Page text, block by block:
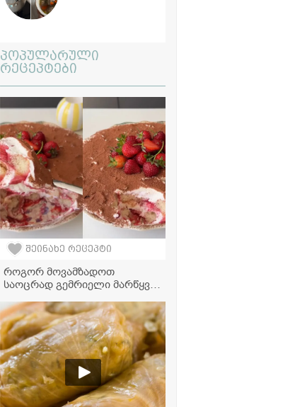
პოპულარული
რეცეპტები
შეინახე რეცეპტი
როგორ მოვამზადოთ
საოცრად გემრიელი მარწყვის
მარტივი რეცეპტი